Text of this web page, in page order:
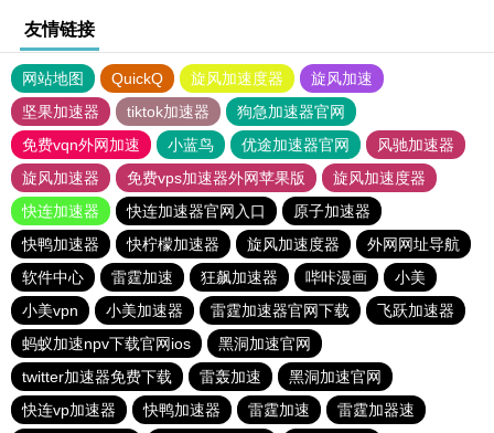
友情链接
网站地图 QuickQ 旋风加速度器
旋风加速
坚果加速器
tiktok加速器
狗急加速器官网
免费vqn外网加速
小蓝鸟 优途加速器官网
风驰加速器
旋风加速器
免费vps加速器外网苹果版
旋风加速度器
快连加速器
快连加速器官网入口
原子加速器
快鸭加速器
快柠檬加速器 旋风加速度器
外网网址导航
软件中心
雷霆加速 狂飙加速器 哔咔漫画
小美
小美vpn
小美加速器 雷霆加速器官网下载
飞跃加速器
蚂蚁加速npv下载官网ios
黑洞加速官网
twitter加速器免费下载
雷轰加速
黑洞加速官网
快连vp加速器
快鸭加速器 雷霆加速
雷霆加器速